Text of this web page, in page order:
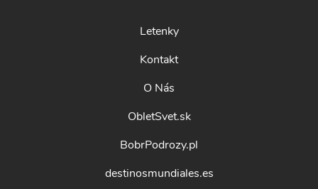
Letenky
Kontakt
O Nás
ObletSvet.sk
BobrPodrozy.pl
destinosmundiales.es